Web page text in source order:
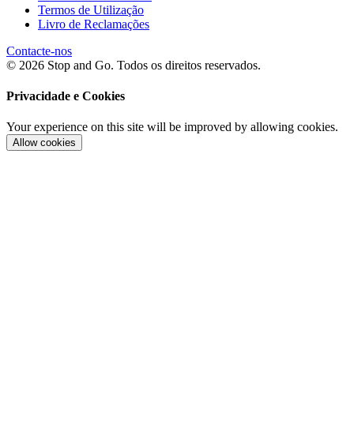
Termos de Utilização
Livro de Reclamações
Contacte-nos
© 2026 Stop and Go. Todos os direitos reservados.
Privacidade e Cookies
Your experience on this site will be improved by allowing cookies.
Allow cookies